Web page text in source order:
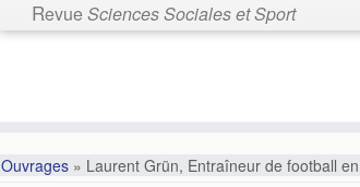
RevueSciences Sociales et Sport
Ouvrages » Laurent Grün, Entraîneur de football